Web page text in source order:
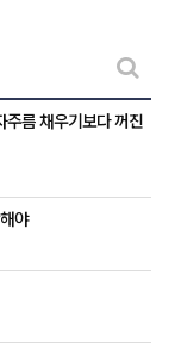
록
주름 채우기보다 꺼진
야